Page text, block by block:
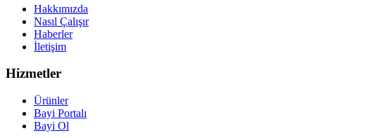
Hakkımızda
Nasıl Çalışır
Haberler
İletişim
Hizmetler
Ürünler
Bayi Portalı
Bayi Ol